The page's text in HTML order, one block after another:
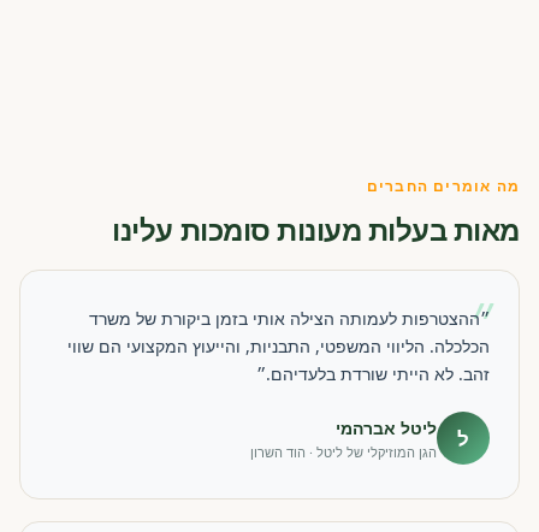
מה אומרים החברים
מאות בעלות מעונות סומכות עלינו
״
״ההצטרפות לעמותה הצילה אותי בזמן ביקורת של משרד
הכלכלה. הליווי המשפטי, התבניות, והייעוץ המקצועי הם שווי
זהב. לא הייתי שורדת בלעדיהם.״
ל ליטל אברהמי
הגן המוזיקלי של ליטל · הוד השרון